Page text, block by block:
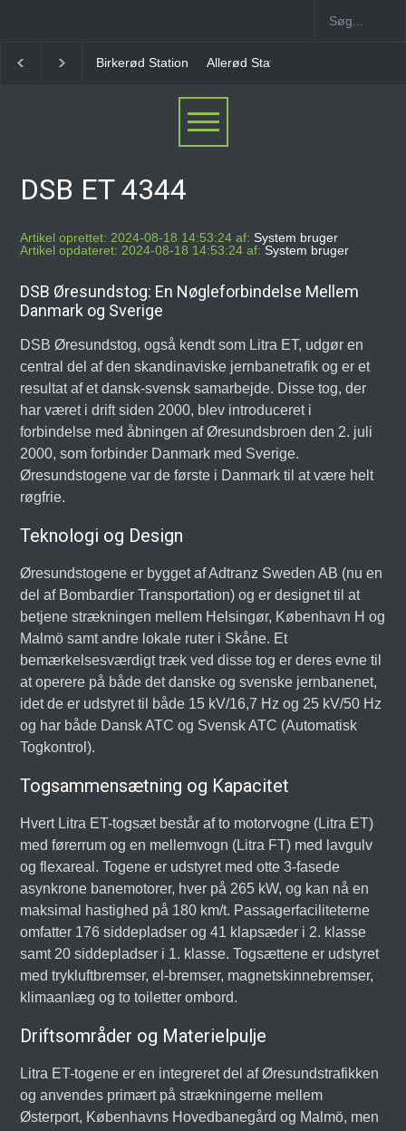
Allerød Station Favrholm Station
DSB ET 4344
Artikel oprettet: 2024-08-18 14:53:24 af: System bruger
Artikel opdateret: 2024-08-18 14:53:24 af: System bruger
DSB Øresundstog: En Nøgleforbindelse Mellem
Danmark og Sverige
DSB Øresundstog, også kendt som Litra ET, udgør en
central del af den skandinaviske jernbanetrafik og er et
resultat af et dansk-svensk samarbejde. Disse tog, der
har været i drift siden 2000, blev introduceret i
forbindelse med åbningen af Øresundsbroen den 2. juli
2000, som forbinder Danmark med Sverige.
Øresundstogene var de første i Danmark til at være helt
røgfrie.
Teknologi og Design
Øresundstogene er bygget af Adtranz Sweden AB (nu en
del af Bombardier Transportation) og er designet til at
betjene strækningen mellem Helsingør, København H og
Malmö samt andre lokale ruter i Skåne. Et
bemærkelsesværdigt træk ved disse tog er deres evne til
at operere på både det danske og svenske jernbanenet,
idet de er udstyret til både 15 kV/16,7 Hz og 25 kV/50 Hz
og har både Dansk ATC og Svensk ATC (Automatisk
Togkontrol).
Togsammensætning og Kapacitet
Hvert Litra ET-togsæt består af to motorvogne (Litra ET)
med førerrum og en mellemvogn (Litra FT) med lavgulv
og flexareal. Togene er udstyret med otte 3-fasede
asynkrone banemotorer, hver på 265 kW, og kan nå en
maksimal hastighed på 180 km/t. Passagerfaciliteterne
omfatter 176 siddepladser og 41 klapsæder i 2. klasse
samt 20 siddepladser i 1. klasse. Togsættene er udstyret
med trykluftbremser, el-bremser, magnetskinnebremser,
klimaanlæg og to toiletter ombord.
Driftsområder og Materielpulje
Litra ET-togene er en integreret del af Øresundstrafikken
og anvendes primært på strækningerne mellem
Østerport, Københavns Hovedbanegård og Malmö, men